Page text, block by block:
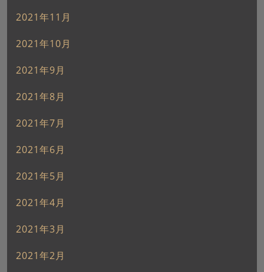
2021年11月
2021年10月
2021年9月
2021年8月
2021年7月
2021年6月
2021年5月
2021年4月
2021年3月
2021年2月